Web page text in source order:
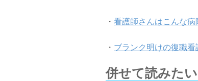
・ 看護師さんはこんな
・ ブランク明けの復職
併せて読みた